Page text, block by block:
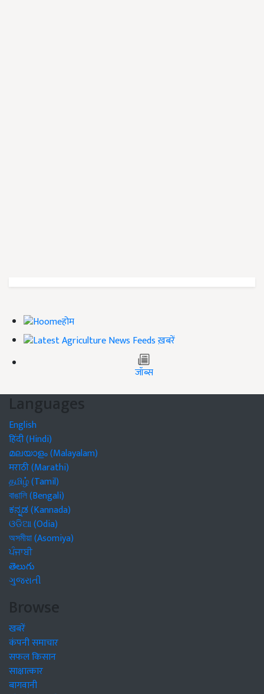
होम
ख़बरें
जॉब्स
Languages
English
हिंदी (Hindi)
മലയാളം (Malayalam)
मराठी (Marathi)
தமிழ் (Tamil)
বাঙালি (Bengali)
ಕನ್ನಡ (Kannada)
ଓଡିଆ (Odia)
অসমীয়া (Asomiya)
ਪੰਜਾਬੀ
తెలుగు
ગુજરાતી
Browse
खबरें
कंपनी समाचार
सफल किसान
साक्षात्कार
बागवानी